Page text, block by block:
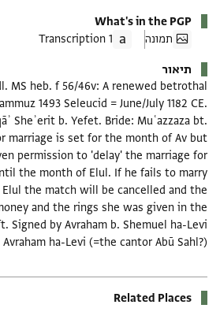
What's in the PGP
תמונה
1 Transcription
תיאור
MS heb. f 56/46v: A renewed betrothal
1493 Seleucid = June/July 1182 CE.
Sheʾerit b. Yefet. Bride: Muʿazzaza bt.
marriage is set for the month of Av but
permission to 'delay' the marriage for
the month of Elul. If he fails to marry
the match will be cancelled and the
and the rings she was given in the
Signed by Avraham b. Shemuel ha-Levi
Avraham ha-Levi (=the cantor Abū Sahl?)
Related Places